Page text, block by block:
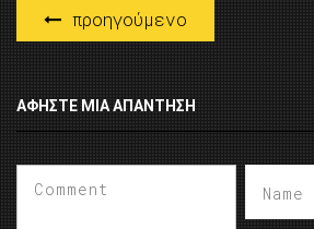
προηγούμενο
ΑΦΉΣΤΕ ΜΙΑ ΑΠΆΝΤΗΣΗ